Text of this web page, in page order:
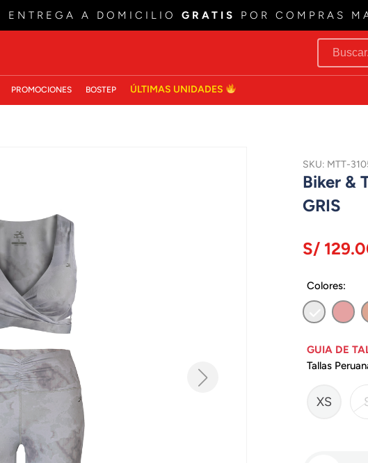
ENTREGA A DOMICILIO GRATIS POR COMPRAS
PROMOCIONES BOSTEP ÚLTIMAS UNIDADES
SKU: MTT-
Biker &
GRIS
S/
Colores:
GUIA DE
Tallas
XS